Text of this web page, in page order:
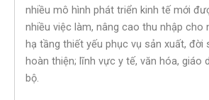
nhiều mô hình phát triển kinh tế mới
nhiều việc làm, nâng cao thu nhập cho
hạ tầng thiết yếu phục vụ sản xuất, đời
hoàn thiện; lĩnh vực y tế, văn hóa, giáo
bộ.